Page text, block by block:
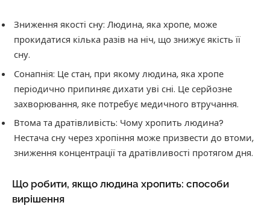
Зниження якості сну: Людина, яка хропе, може
прокидатися кілька разів на ніч, що знижує якість її
сну.
Сонапнія: Це стан, при якому людина, яка хропе
періодично припиняє дихати уві сні. Це серйозне
захворювання, яке потребує медичного втручання.
Втома та дратівливість: Чому хропить людина?
Нестача сну через хропіння може призвести до втоми,
зниження концентрації та дратівливості протягом дня.
Що робити, якщо людина хропить: способи
вирішення